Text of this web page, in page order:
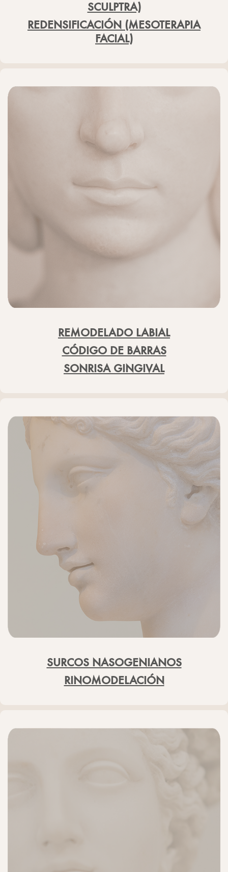
SCULPTRA)
REDENSIFICACIÓN (MESOTERAPIA
FACIAL)
REMODELADO LABIAL
CÓDIGO DE BARRAS
SONRISA GINGIVAL
SURCOS NASOGENIANOS
RINOMODELACIÓN